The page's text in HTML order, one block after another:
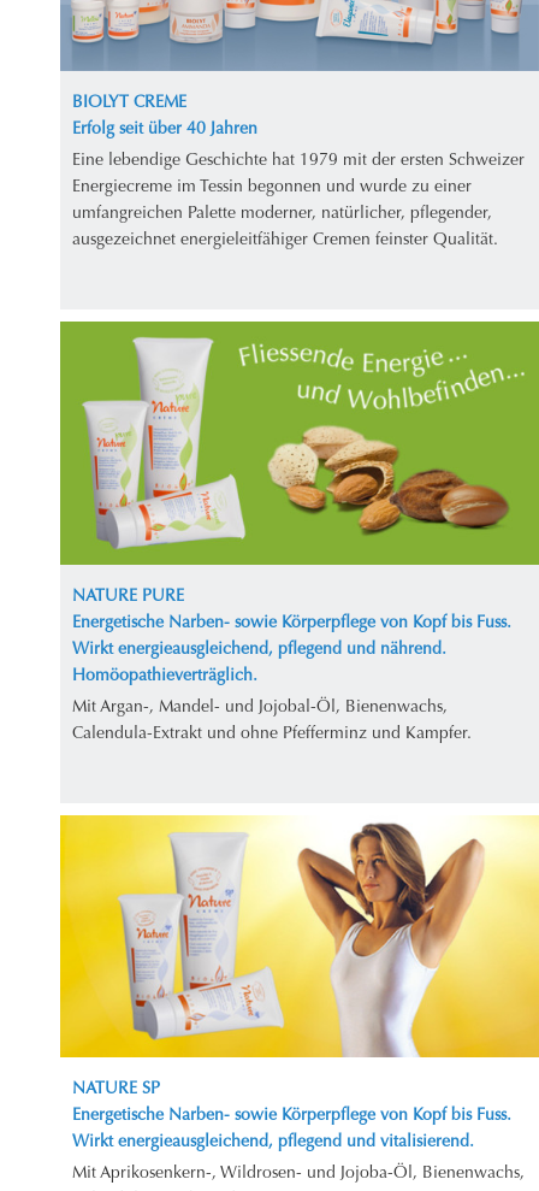
BIOLYT CREME
Erfolg seit über 40 Jahren
Eine lebendige Geschichte hat 1979 mit der ersten Schweizer
Energiecreme im Tessin begonnen und wurde zu einer
umfangreichen Palette moderner, natürlicher, pflegender,
ausgezeichnet energieleitfähiger Cremen feinster Qualität.
NATURE PURE
Energetische Narben- sowie Körperpflege von Kopf bis Fuss.
Wirkt energieausgleichend, pflegend und nährend.
Homöopathieverträglich.
Mit Argan-, Mandel- und Jojobal-Öl, Bienenwachs,
Calendula-Extrakt und ohne Pfefferminz und Kampfer.
NATURE SP
Energetische Narben- sowie Körperpflege von Kopf bis Fuss.
Wirkt energieausgleichend, pflegend und vitalisierend.
Mit Aprikosenkern-, Wildrosen- und Jojoba-Öl, Bienenwachs,